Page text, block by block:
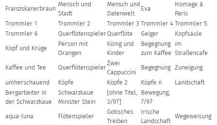
Franziskanerbraun
Mensch und
Stadt
Mensch und
Datenwelt
Eva
Homage à
Paris
Trommler 1
Trommler 2 Trommler 3 Trommler 4 Trommler 5
Trommler 6
QuerflötenspielerQuerflöte Geiger
Kopfsäule
Kopf und Krüge
Person mit
Orangen
König und
Kinder
Begegnung
zum Kaffee
im
Straßencafe
Kaffee und Tee
Querflötenspieler
Zwei
Cappuccini
Begegnung Zuneigung
umherschauend Köpfe Köpfe 2 Köpfe n
Landschaft
Bergarbeiter in
der Schwarzkaue
Schwarzkaue
Minister Stein
[ohne Titel,
3/97]
Bewegung,
7/97
aqua-luna
Flötenspieler
Gotisches
Treiben
Irische
Landschaft
Wegeweisung